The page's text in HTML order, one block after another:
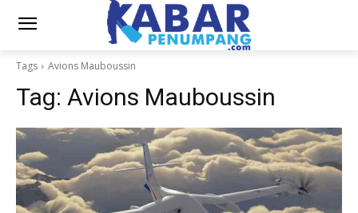
Tags Avions Mauboussin
Tag: Avions Mauboussin